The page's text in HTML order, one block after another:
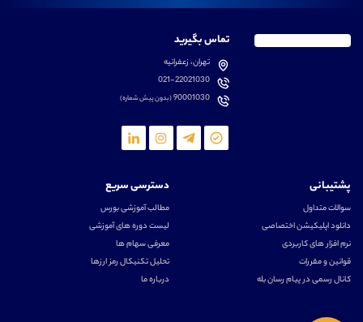
تماس بگیرید
تهران، زعفرانیه
021-22021030
90001030(بدون پیش شماره)
پشتیبانی
سوالات متداول
دانلود اپلیکیشن اختصاصی
نرم افزار های کاربردی
قوانین و مقررات
کانال رسمی در پیام رسان بله
دسترسی سریع
مطالب آموزشی بورس
لیست دوره های آموزشی
معرفی سهام ها
تحلیل تکنیکال رمز ارزها
درباره ما